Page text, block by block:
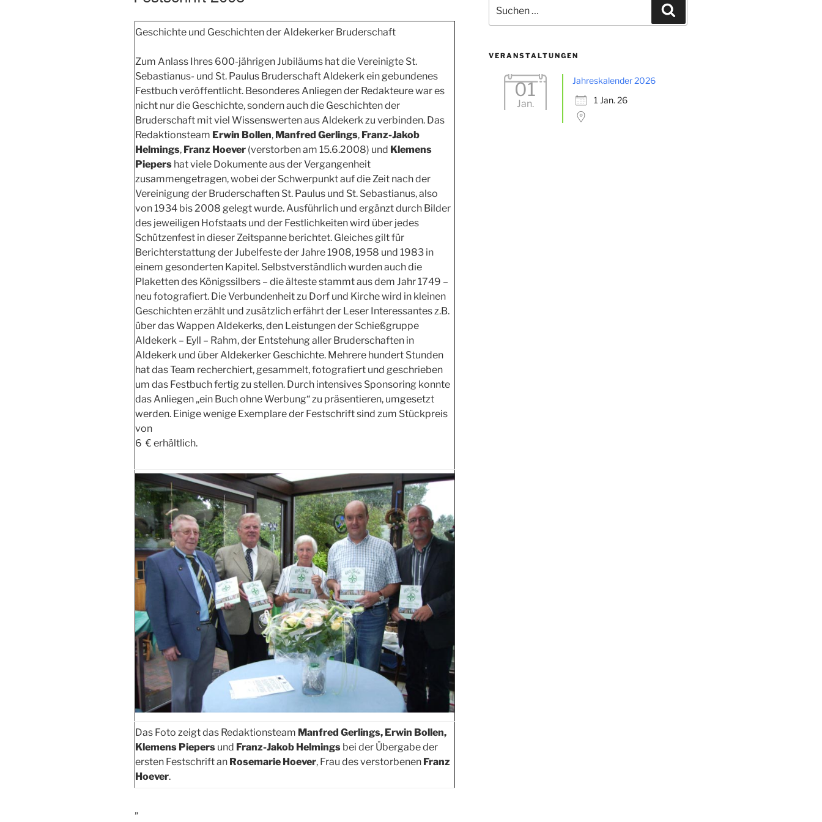
Geschichte und Geschichten der Aldekerker Bruderschaft
Zum Anlass Ihres 600-jährigen Jubiläums hat die Vereinigte St.
Sebastianus- und St. Paulus Bruderschaft Aldekerk ein gebundenes
Festbuch veröffentlicht. Besonderes Anliegen der Redakteure war es
nicht nur die Geschichte, sondern auch die Geschichten der
Bruderschaft mit viel Wissenswerten aus Aldekerk zu verbinden. Das
Redaktionsteam Erwin Bollen, Manfred Gerlings, Franz-Jakob
Helmings, Franz Hoever (verstorben am 15.6.2008) und Klemens
Piepers hat viele Dokumente aus der Vergangenheit
zusammengetragen, wobei der Schwerpunkt auf die Zeit nach der
Vereinigung der Bruderschaften St. Paulus und St. Sebastianus, also
von 1934 bis 2008 gelegt wurde. Ausführlich und ergänzt durch Bilder
des jeweiligen Hofstaats und der Festlichkeiten wird über jedes
Schützenfest in dieser Zeitspanne berichtet. Gleiches gilt für
Berichterstattung der Jubelfeste der Jahre 1908, 1958 und 1983 in
einem gesonderten Kapitel. Selbstverständlich wurden auch die
Plaketten des Königssilbers – die älteste stammt aus dem Jahr 1749 –
neu fotografiert. Die Verbundenheit zu Dorf und Kirche wird in kleinen
Geschichten erzählt und zusätzlich erfährt der Leser Interessantes z.B.
über das Wappen Aldekerks, den Leistungen der Schießgruppe
Aldekerk – Eyll – Rahm, der Entstehung aller Bruderschaften in
Aldekerk und über Aldekerker Geschichte. Mehrere hundert Stunden
hat das Team recherchiert, gesammelt, fotografiert und geschrieben
um das Festbuch fertig zu stellen. Durch intensives Sponsoring konnte
das Anliegen „ein Buch ohne Werbung“ zu präsentieren, umgesetzt
werden. Einige wenige Exemplare der Festschrift sind zum Stückpreis
von
6 € erhältlich.
Das Foto zeigt das Redaktionsteam Manfred Gerlings, Erwin Bollen,
Klemens Piepers und Franz-Jakob Helmings bei der Übergabe der
ersten Festschrift an Rosemarie Hoever, Frau des verstorbenen Franz
Hoever.
„
nach:
VERANSTALTUNGEN
01
Jan.
Jahreskalender 2026
1 Jan. 26